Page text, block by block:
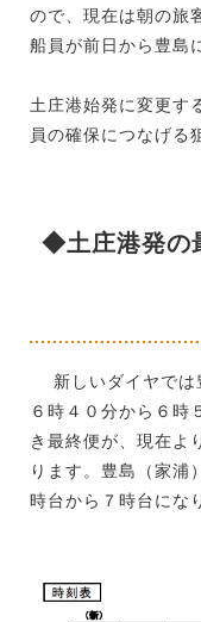
ので、現在は朝の旅
船員が前日から豊島
土庄港始発に変更す
員の確保につなげる
◆土庄港発の
新しいダイヤでは
６時４０分から６時
き最終便が、現在よ
ります。豊島（家浦
時台から７時台にな